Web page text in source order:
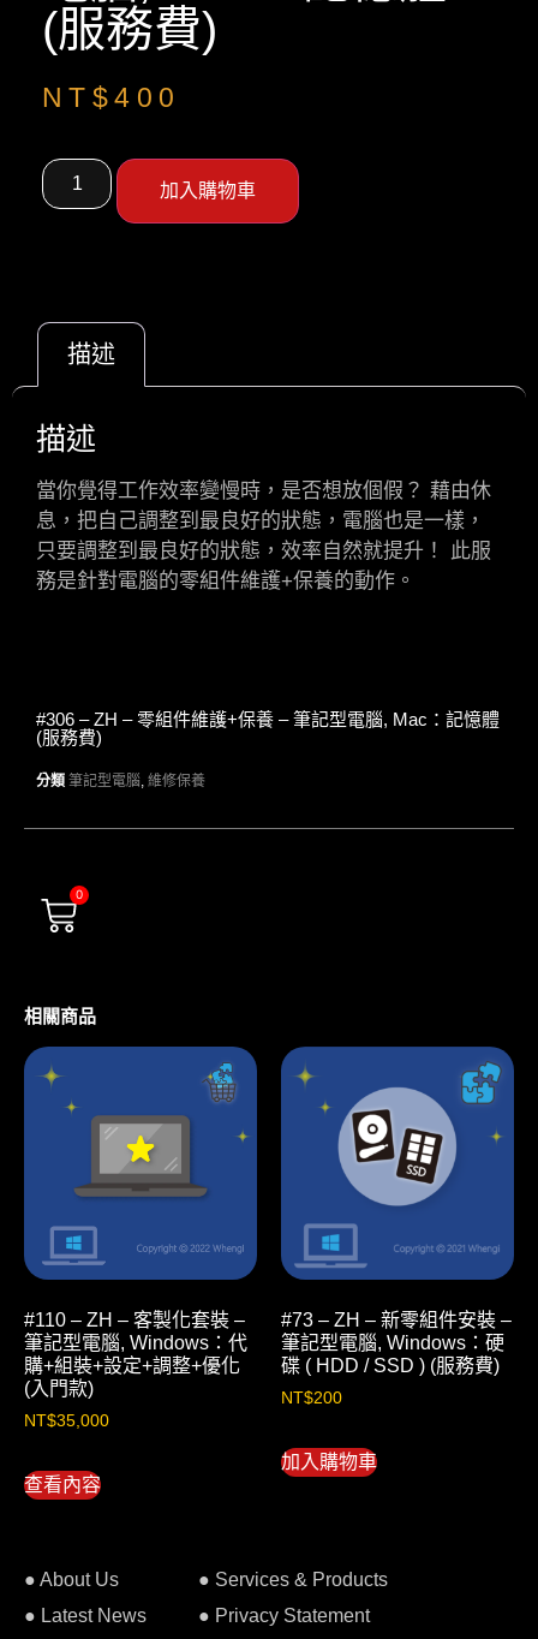
(服務費)
NT$400
加入購物車
描述
描述
當你覺得工作效率變慢時，是否想放個假？ 藉由休
息，把自己調整到最良好的狀態，電腦也是一樣，
只要調整到最良好的狀態，效率自然就提升！ 此服
務是針對電腦的零組件維護+保養的動作。
#306 – ZH – 零組件維護+保養 – 筆記型電腦, Mac：記憶體
(服務費)
分類 筆記型電腦 維修保養
0
相關商品
#110 – ZH – 客製化套裝 –
筆記型電腦, Windows：代
購+組裝+設定+調整+優化
(入門款)
NT$35,000
查看內容
#73 – ZH – 新零組件安裝 –
筆記型電腦, Windows：硬
碟 ( HDD / SSD ) (服務費)
NT$200
加入購物車
● About Us
● Latest News
● Services & Products
● Privacy Statement